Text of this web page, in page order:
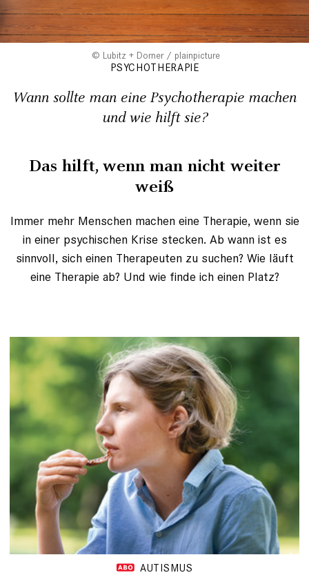
Lubitz + Dorner / plainpicture
PSYCHOTHERAPIE
Wann sollte man eine Psychotherapie machen
und wie hilft sie?
Das hilft, wenn man nicht weiter
weiß
Immer mehr Menschen machen eine Therapie, wenn sie
in einer psychischen Krise stecken. Ab wann ist es
sinnvoll, sich einen Therapeuten zu suchen? Wie läuft
eine Therapie ab? Und wie finde ich einen Platz?
AUTISMUS